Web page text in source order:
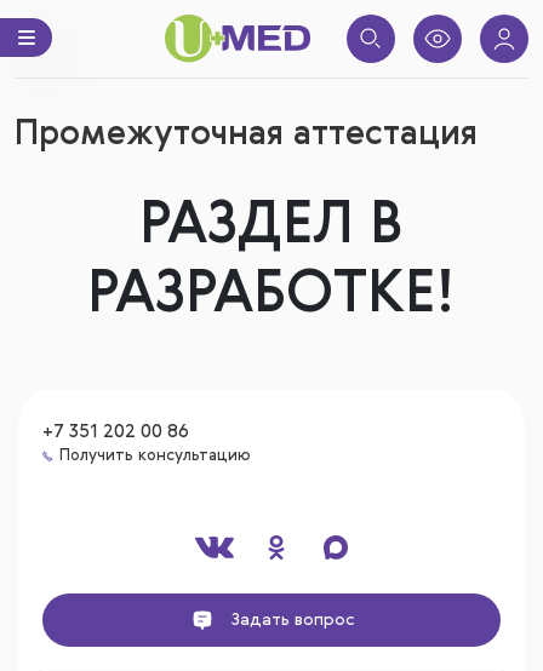
Промежуточная аттестация
РАЗДЕЛ В
РАЗРАБОТКЕ!
+7 351 202 00 86
Получить консультацию
Задать вопрос